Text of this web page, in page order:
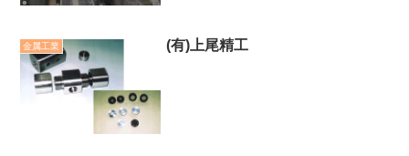
金属工業 (有)上尾精工